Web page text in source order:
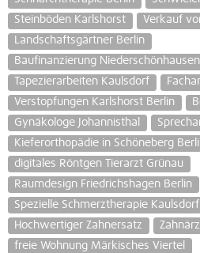
Steinböden Karlshorst
Verkauf
Landschaftsgärtner Berlin
Baufinanzierung Niederschönhausen
Tapezierarbeiten Kaulsdorf
Verstopfungen Karlshorst Berlin
Gynäkologe Johannisthal
Kieferorthopädie in Schöneberg
digitales Röntgen Tierarzt Grünau
Raumdesign Friedrichshagen Berlin
Spezielle Schmerztherapie Kaulsdorf
Hochwertiger Zahnersatz
freie Wohnung Märkisches Viertel